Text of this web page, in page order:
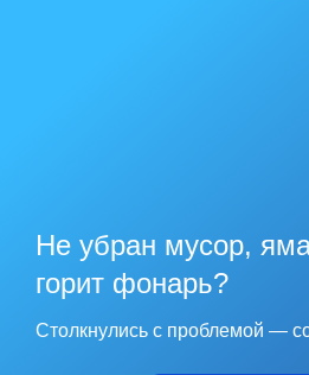
Не убран мусор,
горит фонарь?
Столкнулись с проблемой —